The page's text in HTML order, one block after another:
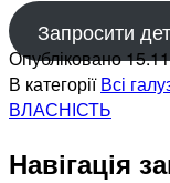
Запросити
Опубліковано
В категоріїВсі
ВЛАСНІСТЬ
Навігація